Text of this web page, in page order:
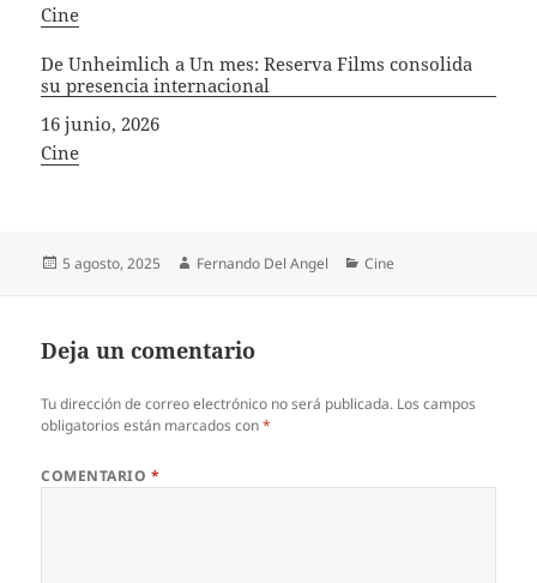
In relation to
Cine
De Unheimlich a Un mes: Reserva Films consolida
su presencia internacional
Fecha
16 junio, 2026
In relation to
Cine
Publicado
5 agosto, 2025 Autor
Fernando Del Angel Categorías
Cine
Deja un comentario
Tu dirección de correo electrónico no será publicada. Los campos
obligatorios están marcados con*
COMENTARIO *